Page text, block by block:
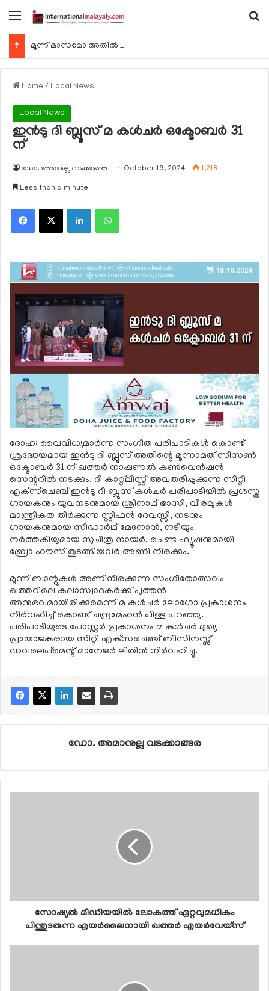
Menu
Home / Local News
Local News
ഇന്‍ടു ദി ബ്ലൂസ് മ കള്‍ചര്‍ ഒക്ടോബര്‍ 31
ന്
ഡോ. അമാനുല്ല വടക്കാങ്ങര October 19, 2024 1,218
Less than a minute
Facebook
X LinkedInWhatsApp
ദോഹ: വൈവിധ്യമാര്‍ന്ന സംഗീത പരിപാടികള്‍ കൊണ്ട്
ശ്രദ്ധേയമായ ഇന്‍ടു ദി ബ്ലൂസ് അതിന്റെ മൂന്നാമത് സീസണ്‍
ഒക്ടോബര്‍ 31 ന് ഖത്തര്‍ നാഷണല്‍ കണ്‍വെന്‍ഷന്‍
സെന്ററില്‍ നടക്കും. ദി കാറ്റ്‌ലിസ്റ്റ് അവതരിപ്പുക്കുന്ന സിറ്റി
എക്‌സ്‌ചെഞ്ച് ഇന്‍ടു ദി ബ്ലൂസ് കള്‍ചര്‍ പരിപാടിയില്‍ പ്രശസ്ത
ഗായകനും യുവനടനുമായ ശ്രീനാഥ് ഭാസി, വിരലുകള്‍
മാന്ത്രികത തീര്‍ക്കുന്ന സ്റ്റീഫന്‍ ദേവസ്സി, നടനും
ഗായകനുമായ സിദ്ധാര്‍ഥ് മേനോന്‍, നടിയും
നര്‍ത്തകിയുമായ സുചിത്ര നായര്‍, ചെണ്ട ഫ്യൂഷനുമായി
ബ്രോ ഹൗസ് തുടങ്ങിയവര്‍ അണി നിരക്കും.
മൂന്ന് ബാന്റുകള്‍ അണിനിരക്കുന്ന സംഗീതോത്സവം
ഖത്തറിലെ കലാസ്വാദകര്‍ക്ക് പുത്തന്‍
അനുഭവമായിരിക്കുമെന്ന് മ കള്‍ചര്‍ ലോഗോ പ്രകാശനം
നിര്‍വഹിച്ച് കൊണ്ട് ചന്ദ്രമേഹന്‍ പിള്ള പറഞ്ഞു.
പരിപാടിയുടെ പോസ്റ്റര്‍ പ്രകാശനം മ കള്‍ചര്‍ മുഖ്യ
പ്രയോജകരായ സിറ്റി എക്‌സചെഞ്ച് ബിസിനസ്സ്
ഡവലെപ്‌മെന്റ് മാനേജര്‍ ലിതിന്‍ നിര്‍വഹിച്ചു.
ഡോ. അമാനുല്ല വടക്കാങ്ങര
സോഷ്യല്‍ മീഡിയയില്‍ ലോകത്ത് ഏറ്റവുമധികം
പിന്തുടരുന്ന എയര്‍ലൈനായി ഖത്തര്‍ എയര്‍വേയ്സ്